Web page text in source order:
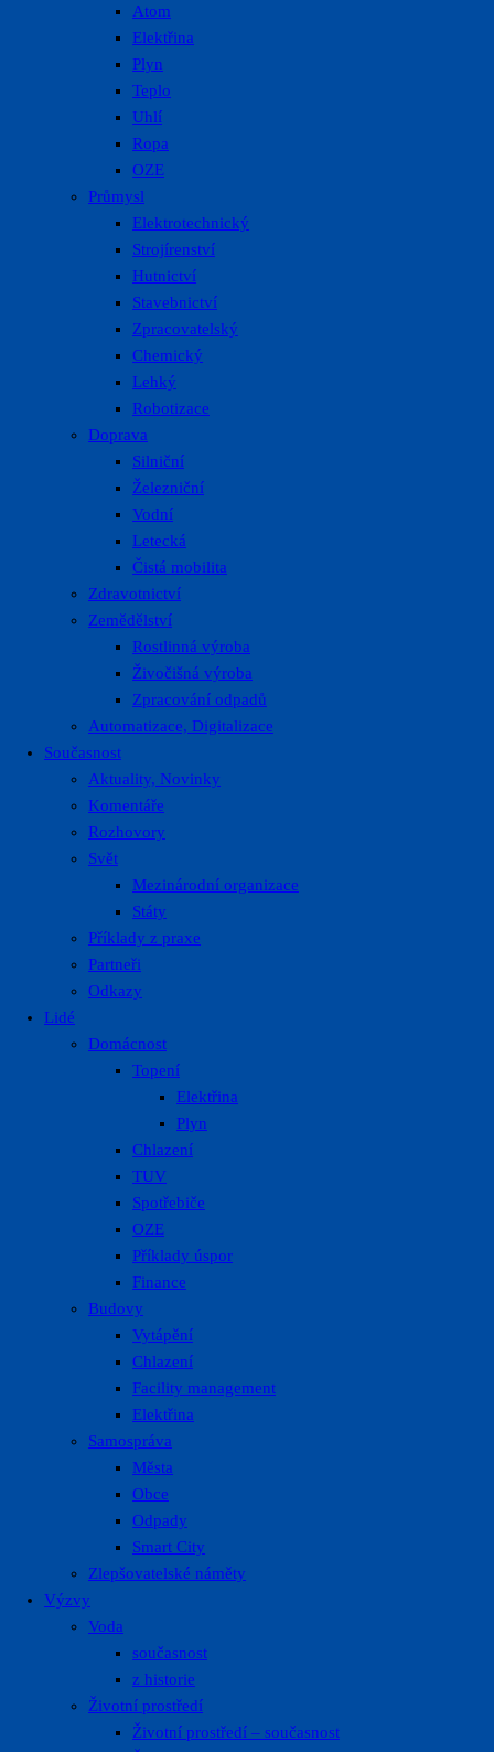
Atom
Elektřina
Plyn
Teplo
Uhlí
Ropa
OZE
Průmysl
Elektrotechnický
Strojírenství
Hutnictví
Stavebnictví
Zpracovatelský
Chemický
Lehký
Robotizace
Doprava
Silniční
Železniční
Vodní
Letecká
Čistá mobilita
Zdravotnictví
Zemědělství
Rostlinná výroba
Živočišná výroba
Zpracování odpadů
Automatizace, Digitalizace
Současnost
Aktuality, Novinky
Komentáře
Rozhovory
Svět
Mezinárodní organizace
Státy
Příklady z praxe
Partneři
Odkazy
Lidé
Domácnost
Topení
Elektřina
Plyn
Chlazení
TUV
Spotřebiče
OZE
Příklady úspor
Finance
Budovy
Vytápění
Chlazení
Facility management
Elektřina
Samospráva
Města
Obce
Odpady
Smart City
Zlepšovatelské náměty
Výzvy
Voda
současnost
z historie
Životní prostředí
Životní prostředí – současnost